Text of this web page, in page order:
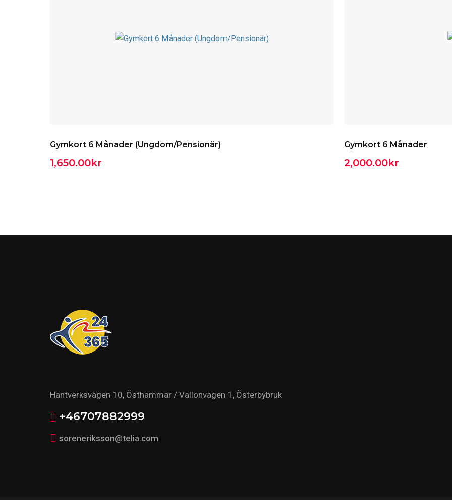
Gymkort 6 Månader (Ungdom/Pensionär)
1,650.00kr
Gymkort 6 Månader
2,000.00kr
Hantverksvägen 10, Östhammar / Vallonvägen 1, Österbybruk
+46707882999
soreneriksson@telia.com